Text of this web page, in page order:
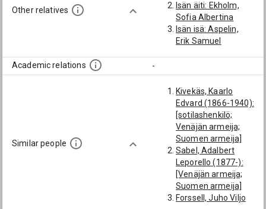
Other relatives
Isän äiti: Ekholm,
Sofia Albertina
Isän isä: Aspelin,
Erik Samuel
Academic relations -
Similar people
Kivekäs, Kaarlo
Edvard (1866-1940):
[sotilashenkilö;
Venäjän armeija;
Suomen armeija]
Sabel, Adalbert
Leporello (1877-):
[Venäjän armeija;
Suomen armeija]
Forssell, Juho Viljo